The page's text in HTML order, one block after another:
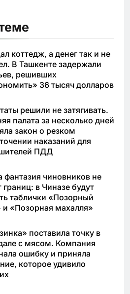
коттедж, а денег так и не
В Ташкенте задержали
решивших
36 тысяч долларов
решили не затягивать.
палата за несколько дней
закон о резком
наказаний для
ПДД
фантазия чиновников не
границ: в Чиназе будут
таблички «Позорный
«Позорная махалля»
поставила точку в
с мясом. Компания
ошибку и приняла
которое удивило